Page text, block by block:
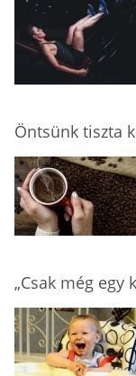
Öntsünk tiszta
„Csak még egy